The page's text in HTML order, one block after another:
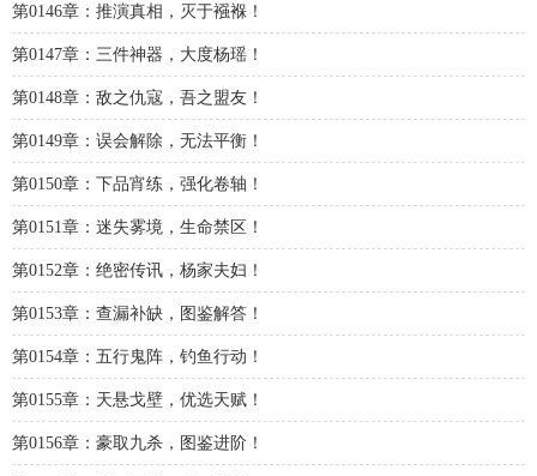
第0146章：推演真相，灭于襁褓！
第0147章：三件神器，大度杨瑶！
第0148章：敌之仇寇，吾之盟友！
第0149章：误会解除，无法平衡！
第0150章：下品宵练，强化卷轴！
第0151章：迷失雾境，生命禁区！
第0152章：绝密传讯，杨家夫妇！
第0153章：查漏补缺，图鉴解答！
第0154章：五行鬼阵，钓鱼行动！
第0155章：天悬戈壁，优选天赋！
第0156章：豪取九杀，图鉴进阶！